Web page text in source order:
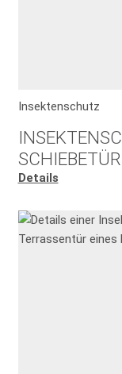
Insektenschutz
Details